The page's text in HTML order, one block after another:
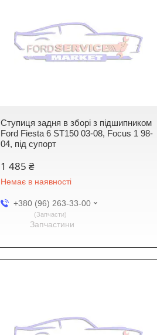
Ступиця задня в зборі з підшипником
Ford Fiesta 6 ST150 03-08, Focus 1 98-
04, під супорт
1 485 ₴
Немає в наявності
+380 (96) 263-33-00
Запчасти
Запчастини